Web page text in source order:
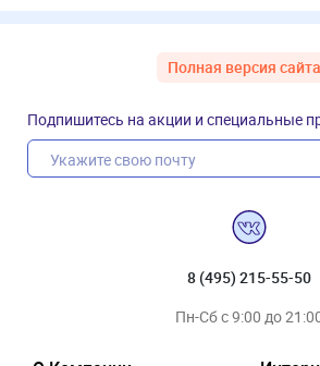
Полная версия сайта
Подпишитесь на акции и специальные
8 (495) 215-55-50
Пн-Сб с 9:00 до